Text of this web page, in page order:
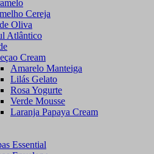
Cereja
Oliva
Atlântico
Cream
Amarelo Manteiga
Lilás Gelato
Rosa Yogurte
Verde Mousse
Laranja Papaya Cream
Essential